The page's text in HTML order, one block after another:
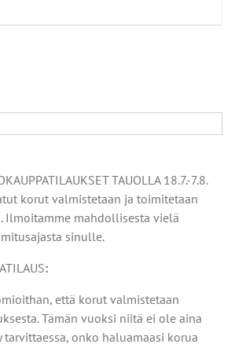
TAUOLLA 18.7.-7.8.
korut valmistetaan ja toimitetaan
Ilmoitamme mahdollisesta vielä
sinulle.
:
että korut valmistetaan
Tämän vuoksi niitä ei ole aina
tarvittaessa, onko haluamaasi korua